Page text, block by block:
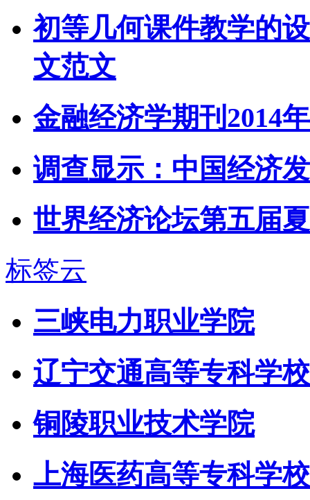
初等几何课件教学的
文范文
金融经济学期刊2014
调查显示：中国经济
世界经济论坛第五届
标签云
三峡电力职业学院
辽宁交通高等专科学校
铜陵职业技术学院
上海医药高等专科学校